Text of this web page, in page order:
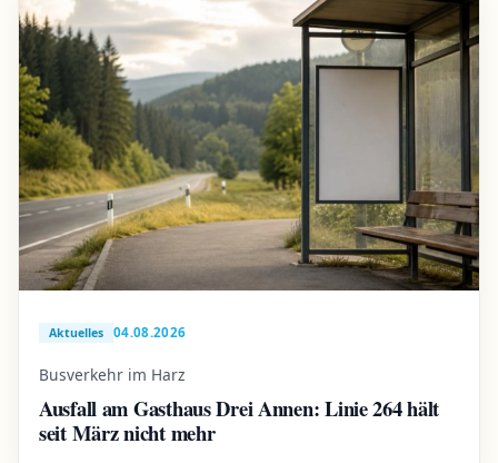
Aktuelles 04.08.2026
Busverkehr im Harz
Ausfall am Gasthaus Drei Annen: Linie 264 hält
seit März nicht mehr